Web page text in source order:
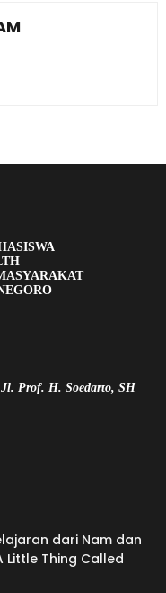
Prof. H. Soedarto, SH
dari Nam dan
Little Thing Called